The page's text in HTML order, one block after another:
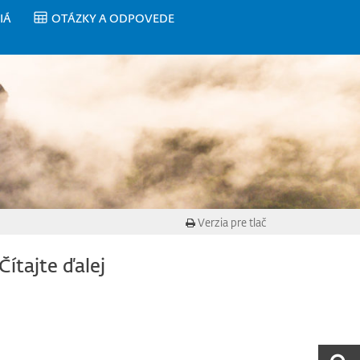
OTÁZKY A ODPOVEDE
Verzia pre tlač
ďalej